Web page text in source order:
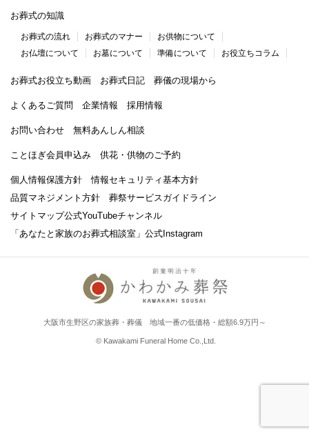
お葬式の知識
お葬式の流れ お葬式のマナー
お供物について
お仏壇について
お墓について 準備について お役立ちコラム
お葬式お役立ち動画 お葬式日記 葬儀の現場から
よくあるご質問 企業情報 採用情報
お問い合わせ 無料あんしん相談
ことほぎ会員申込み 供花・供物のご予約
個人情報保護方針
情報セキュリティ基本方針
品質マネジメント方針
葬祭サービスガイドライン
サイトマップ公式YouTubeチャンネル
「あなたと家族のお葬式相談室」 公式Instagram
大阪市生野区の家族葬・葬儀 地域一番の低価格・総額6.9万円～
© Kawakami Funeral Home Co.,Ltd.